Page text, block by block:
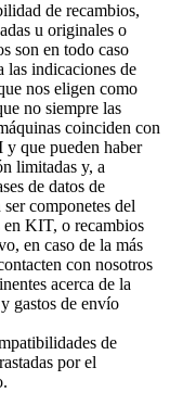
de recambios,
u originales o
son en todo caso
las indicaciones de
nos eligen como
no siempre las
coinciden con
y que pueden haber
limitadas y, a
de datos de
componetes del
en KIT, o recambios
en caso de la más
con nosotros
acerca de la
gastos de envío
de
por el